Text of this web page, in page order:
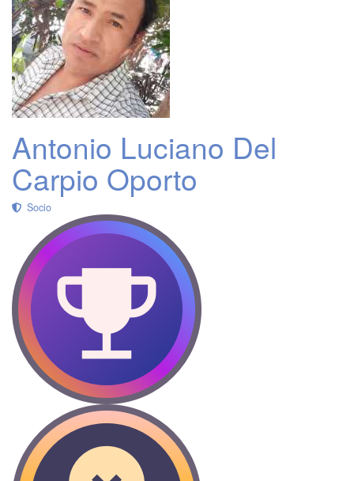
Antonio Luciano Del
Carpio Oporto
Socio